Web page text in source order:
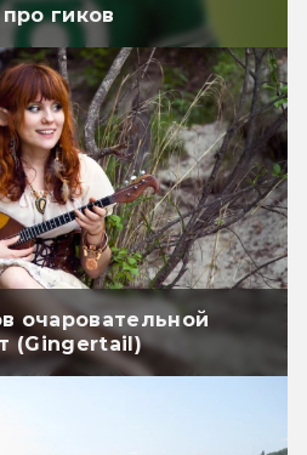
гиков
очаровательной
(Gingertail)